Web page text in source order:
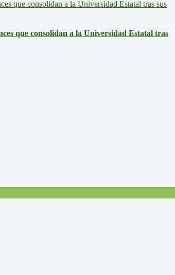
que consolidan a la Universidad Estatal tras